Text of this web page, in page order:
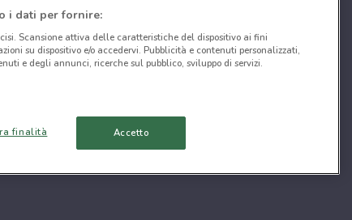
i dati per fornire:
Scansione attiva delle caratteristiche del dispositivo ai fini
su dispositivo e/o accedervi. Pubblicità e contenuti personalizzati,
e degli annunci, ricerche sul pubblico, sviluppo di servizi.
finalità Accetto